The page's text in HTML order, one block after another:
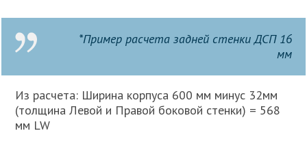
*Пример расчета задней стенки ДСП 16
мм
Из расчета: Ширина корпуса 600 мм минус 32мм
(толщина Левой и Правой боковой стенки) = 568
мм LW